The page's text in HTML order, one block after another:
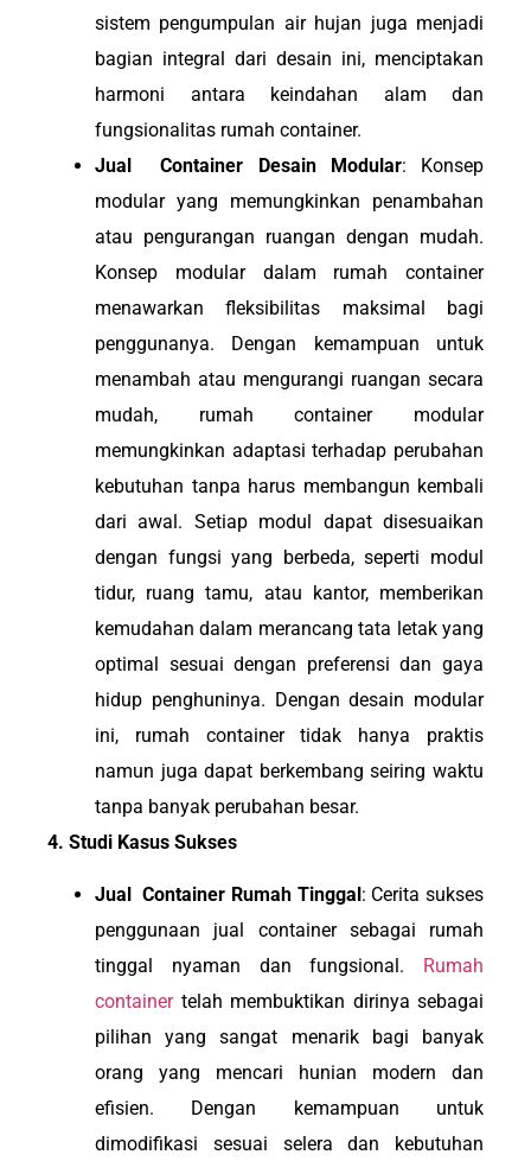
sistem pengumpulan air hujan juga menjadi
bagian integral dari desain ini, menciptakan
harmoni antara keindahan alam dan
fungsionalitas rumah container.
Jual Container Desain Modular: Konsep
modular yang memungkinkan penambahan
atau pengurangan ruangan dengan mudah.
Konsep modular dalam rumah container
menawarkan fleksibilitas maksimal bagi
penggunanya. Dengan kemampuan untuk
menambah atau mengurangi ruangan secara
mudah, rumah container modular
memungkinkan adaptasi terhadap perubahan
kebutuhan tanpa harus membangun kembali
dari awal. Setiap modul dapat disesuaikan
dengan fungsi yang berbeda, seperti modul
tidur, ruang tamu, atau kantor, memberikan
kemudahan dalam merancang tata letak yang
optimal sesuai dengan preferensi dan gaya
hidup penghuninya. Dengan desain modular
ini, rumah container tidak hanya praktis
namun juga dapat berkembang seiring waktu
tanpa banyak perubahan besar.
4. Studi Kasus Sukses
Jual Container Rumah Tinggal : Cerita sukses
penggunaan jual container sebagai rumah
tinggal nyaman dan fungsional.
Rumah
containertelah membuktikan dirinya sebagai
pilihan yang sangat menarik bagi banyak
orang yang mencari hunian modern dan
efisien. Dengan kemampuan untuk
dimodifikasi sesuai selera dan kebutuhan